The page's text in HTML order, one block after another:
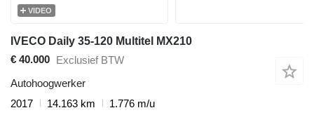
VIDEO
IVECO Daily 35-120 Multitel MX210
€ 40.000 Exclusief BTW
Autohoogwerker
2017
14.163 km
1.776 m/u